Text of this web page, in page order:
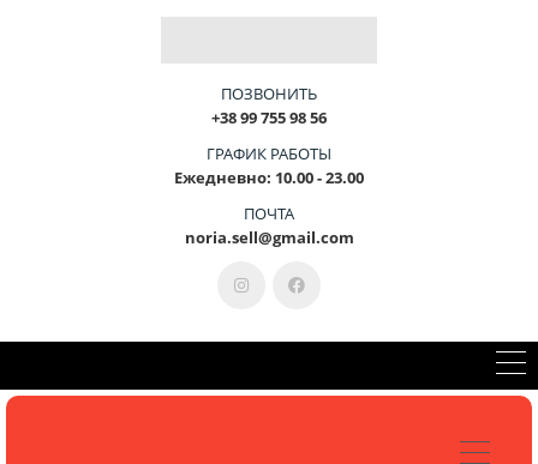
РОЙСТВО
КОНСУЛЬТАЦИЯ +38-099-755-98-56
ПОЗВОНИТЬ
+38 99 755 98 56
ГРАФИК РАБОТЫ
Ежедневно: 10.00 - 23.00
ПОЧТА
noria.sell@gmail.com